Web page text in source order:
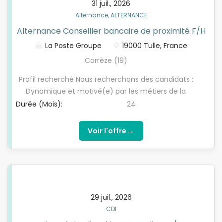
31 juil., 2026
Alternance, ALTERNANCE
Alternance Conseiller bancaire de proximité F/H
La Poste Groupe
19000 Tulle, France
Corrèze (19)
Profil recherché Nous recherchons des candidats :
Dynamique et motivé(e) par les métiers de la
banque et de l’assurance. Rigoureux(se), avec un
éligible au contrat d’apprentissage (moins de 30
ans à la signature du contrat, ou sans limite d’âge
pour les personnes en situation de handicap –
RQTH). Formation en contrat d’apprentissage Être
vente serait un plus. Être mobile pour la partie
pratique de l’alternance : Tulle (19)
Durée (Mois): 24
Voir l'offre →
29 juil., 2026
CDI